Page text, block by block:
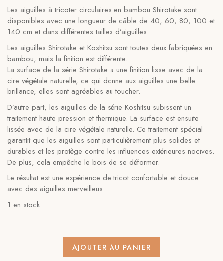
Les aiguilles à tricoter circulaires en bambou Shirotake sont
disponibles avec une longueur de câble de 40, 60, 80, 100 et
140 cm et dans différentes tailles d’aiguilles.
Les aiguilles Shirotake et Koshitsu sont toutes deux fabriquées en
bambou, mais la finition est différente.
La surface de la série Shirotake a une finition lisse avec de la
cire végétale naturelle, ce qui donne aux aiguilles une belle
brillance, elles sont agréables au toucher.
D’autre part, les aiguilles de la série Koshitsu subissent un
traitement haute pression et thermique. La surface est ensuite
lissée avec de la cire végétale naturelle. Ce traitement spécial
garantit que les aiguilles sont particulièrement plus solides et
durables et les protège contre les influences extérieures nocives.
De plus, cela empêche le bois de se déformer.
Le résultat est une expérience de tricot confortable et douce
avec des aiguilles merveilleus.
1 en stock
AJOUTER AU PANIER